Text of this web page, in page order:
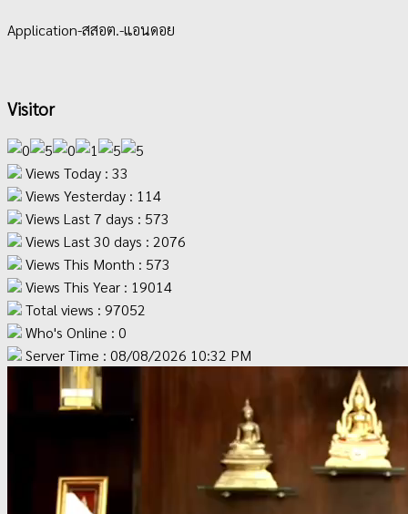
Application-สสอต.-แอนดอย
Visitor
Views Today : 33
Views Yesterday : 114
Views Last 7 days : 573
Views Last 30 days : 2076
Views This Month : 573
Views This Year : 19014
Total views : 97052
Who's Online : 0
Server Time : 08/08/2026 10:32 PM